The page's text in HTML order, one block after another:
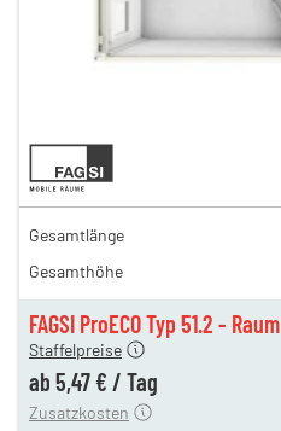
FAGSI ProECO Typ 51.2 - Raum
10,31 €
10,31 €
9,24 €
6,74 €
5,64 €
Staffelpreise
ab 5,47 € / Tag
180,00 €
110,00 €
Zusatzkosten
Gesamtlänge
Gesamthöhe